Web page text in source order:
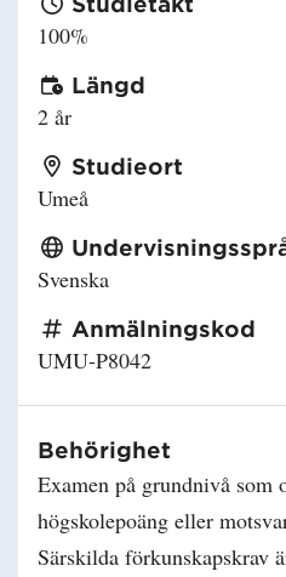
100%
Längd
2 år
Studieort
Umeå
Svenska
Anmälningskod
UMU-P8042
Behörighet
Examen på grundnivå som
högskolepoäng eller
Särskilda förkunskapskrav